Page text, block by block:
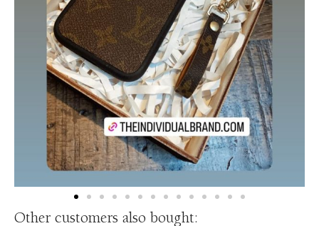
Other customers also bought: